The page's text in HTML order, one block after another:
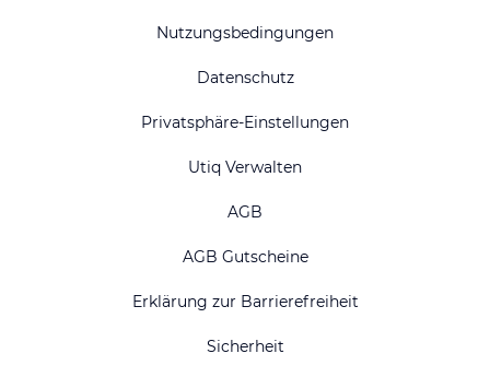
Nutzungsbedingungen
Datenschutz
Privatsphäre-Einstellungen
Utiq Verwalten
AGB
AGB Gutscheine
Erklärung zur Barrierefreiheit
Sicherheit